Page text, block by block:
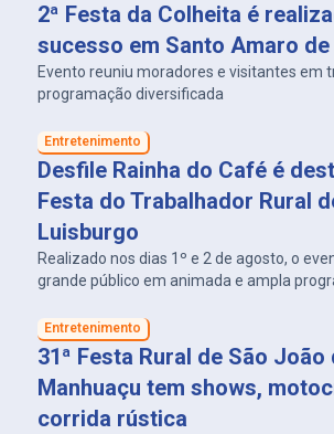
2ª Festa da Colheita é
sucesso em Santo Amaro de
Evento reuniu moradores e visitantes em
programação diversificada
Entretenimento
Desfile Rainha do Café é
Festa do Trabalhador Rural
Luisburgo
Realizado nos dias 1º e 2 de agosto, o
grande público em animada e ampla
Entretenimento
31ª Festa Rural de São João
Manhuaçu tem shows,
corrida rústica